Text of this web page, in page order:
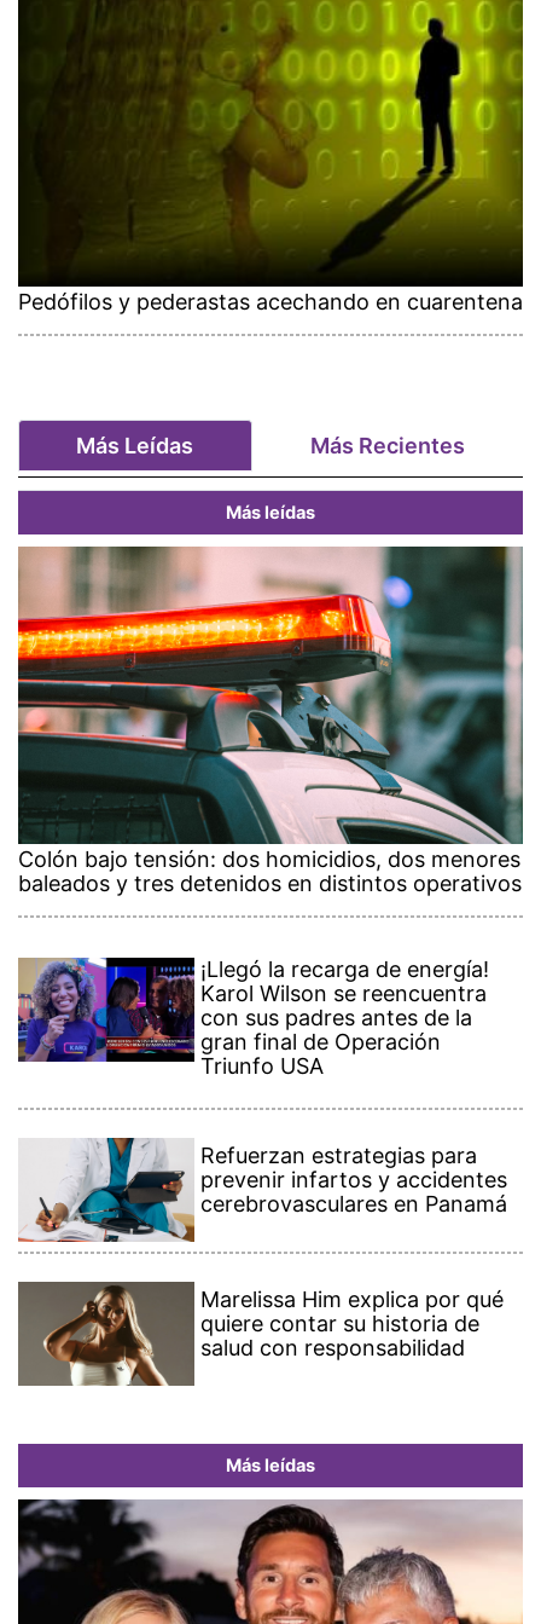
Pedófilos y pederastas acechando en cuarentena
Más Leídas Más Recientes
Más leídas
Colón bajo tensión: dos homicidios, dos menores
baleados y tres detenidos en distintos operativos
¡Llegó la recarga de energía!
Karol Wilson se reencuentra
con sus padres antes de la
gran final de Operación
Triunfo USA
Refuerzan estrategias para
prevenir infartos y accidentes
cerebrovasculares en Panamá
Marelissa Him explica por qué
quiere contar su historia de
salud con responsabilidad
Más leídas